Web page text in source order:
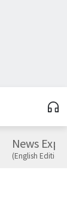
News
(English Edition)